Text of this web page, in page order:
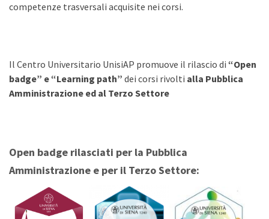
competenze trasversali acquisite nei corsi.
Il Centro Universitario UnisiAP promuove il rilascio di “Open
badge” e “Learning path” dei corsi rivolti alla Pubblica
Amministrazione ed al Terzo Settore
Open badge rilasciati per la Pubblica
Amministrazione e per il Terzo Settore: